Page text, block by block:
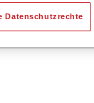
Deckvermögen.
Datenschutzrechte